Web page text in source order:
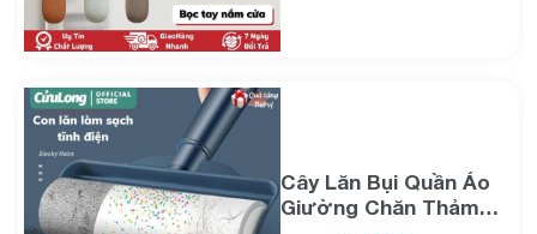
Cây Lăn Bụi Quần Áo
Giường Chăn Thảm